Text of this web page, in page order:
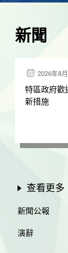
新聞
新聞公報
2026年8
特區政府歡
新措施
查看更多
演辭